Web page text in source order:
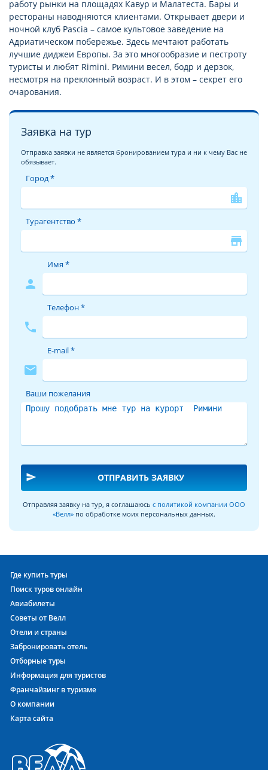
работу рынки на площадях Кавур и Малатеста. Бары и
рестораны наводняются клиентами. Открывает двери и
ночной клуб Pascia – самое культовое заведение на
Адриатическом побережье. Здесь мечтают работать
лучшие диджеи Европы. За это многообразие и пестроту
туристы и любят Rimini. Римини весел, бодр и дерзок,
несмотря на преклонный возраст. И в этом – секрет его
очарования.
Заявка на тур
Отправка заявки не является бронированием тура и ни к чему Вас не
обязывает.
Город *
location_city
Турагентство *
store
person
Имя *
phone
Телефон *
mail
E-mail *
Ваши пожелания
send ОТПРАВИТЬ ЗАЯВКУ
Отправляя заявку на тур, я соглашаюсь с политикой компании ООО
«Велл» по обработке моих персональных данных.
Где купить туры
Поиск туров онлайн
Авиабилеты
Советы от Велл
Отели и страны
Забронировать отель
Отборные туры
Информация для туристов
Франчайзинг в туризме
О компании
Карта сайта